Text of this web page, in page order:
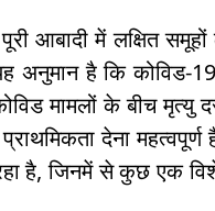
आबादी में लक्षित
अनुमान है कि कोविड-
मामलों के बीच
देना
है, जिनमें से कुछ एक